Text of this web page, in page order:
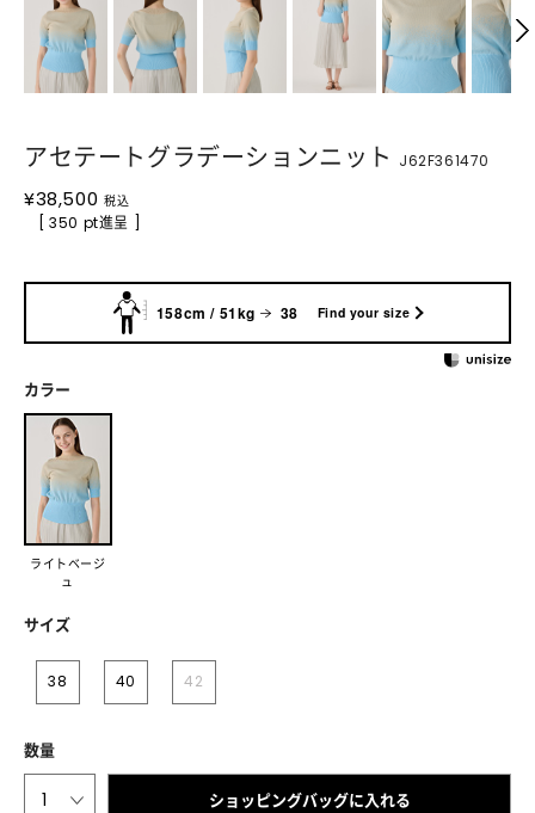
アセテートグラデーションニット J62F361470
¥38,500 税込
[ 350 pt進呈 ]
158cm / 51kg 38 Find your size
カラー
ライトベージ
ュ
サイズ
38 40 42
数量
1 ショッピングバッグに入れる